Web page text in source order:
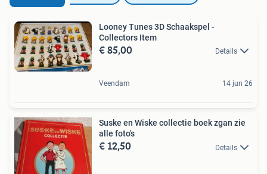
Looney Tunes 3D Schaakspel -
Collectors Item
€ 85,00 Details
Veendam 14 jun 26
Suske en Wiske collectie boek zgan zie
alle foto's
€ 12,50 Details